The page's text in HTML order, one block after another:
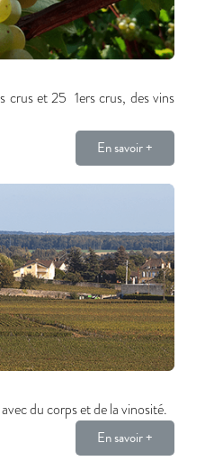
crus et 25 1ers crus, des vins
En savoir +
du corps et de la vinosité.
En savoir +